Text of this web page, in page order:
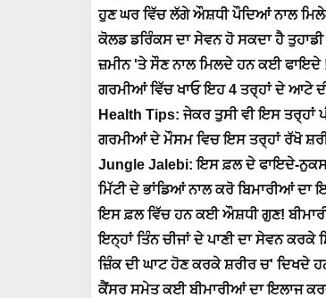
ਹੁਣ ਘਰ ਵਿੱਚ ਲੱਗੇ ਔਸ਼ਧੀ ਪੌਦਿਆਂ ਨਾਲ
ਕੋਲਡ ਡਰਿੰਕਸ ਦਾ ਸੇਵਨ ਹੋ ਸਕਦਾ ਹੈ
ਜ਼ਮੀਨ 'ਤੇ ਸੌਣ ਨਾਲ ਮਿਲਦੇ ਹਨ ਕਈ ਫਾਇਦੇ
ਗਰਮੀਆਂ ਵਿੱਚ ਖਾਓ ਇਹ 4 ਤਰ੍ਹਾਂ ਦੇ ਆਟੇ
Health Tips: ਜੇਕਰ ਤੁਸੀ ਵੀ ਇਸ ਤਰ੍ਹਾਂ
ਗਰਮੀਆਂ ਦੇ ਮੌਸਮ ਵਿਚ ਇਸ ਤਰ੍ਹਾਂ ਰੱਖੋ
Jungle Jalebi: ਇਸ ਫ਼ਲ ਦੇ ਫਾਇਦੇ-
ਮਿੱਟੀ ਦੇ ਭਾਂਡਿਆਂ ਨਾਲ ਕਰੋ ਬਿਮਾਰੀਆਂ ਦਾ
ਇਸ ਫ਼ਲ ਵਿੱਚ ਹਨ ਕਈ ਔਸ਼ਧੀ ਗੁਣ!
ਇਨ੍ਹਾਂ ਤਿੰਨ ਚੀਜਾਂ ਦੇ ਪਾਣੀ ਦਾ ਸੇਵਨ
ਜ਼ਿੰਕ ਦੀ ਘਾਟ ਹੋਣ ਕਰਕੇ ਸ਼ਰੀਰ ਚ' ਦਿਖਦੇ
ਕੈਂਸਰ ਸਮੇਤ ਕਈ ਬੀਮਾਰੀਆਂ ਦਾ ਇਲਾਜ